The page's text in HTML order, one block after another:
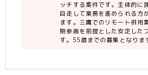
ッチする案件です。主体的に
自走して業務を進められる方
ます。三鷹でのリモート併用
期参画を前提とした安定した
す。55歳までの募集となりま